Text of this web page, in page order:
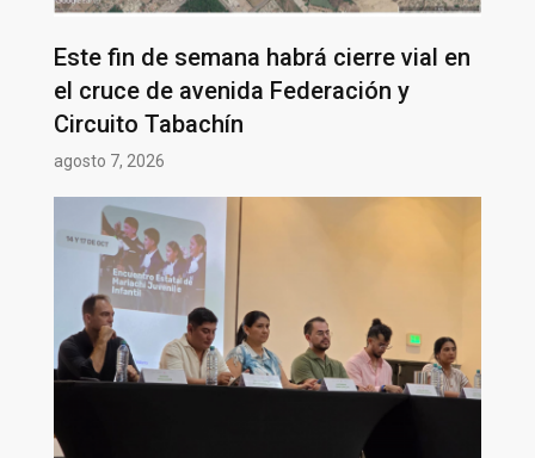
Este fin de semana habrá cierre vial en
el cruce de avenida Federación y
Circuito Tabachín
agosto 7, 2026